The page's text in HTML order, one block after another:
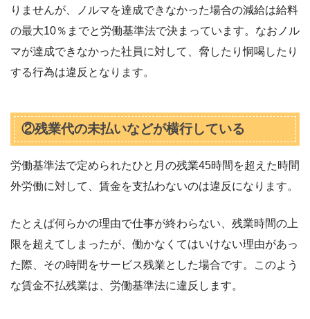
りませんが、ノルマを達成できなかった場合の減給は給料
の最大10％までと労働基準法で決まっています。なおノル
マが達成できなかった社員に対して、脅したり恫喝したり
する行為は違反となります。
②残業代の未払いなどが横行している
労働基準法で定められたひと月の残業45時間を超えた時間
外労働に対して、賃金を支払わないのは違反になります。
たとえば何らかの理由で仕事が終わらない、残業時間の上
限を超えてしまったが、働かなくてはいけない理由があっ
た際、その時間をサービス残業とした場合です。このよう
な賃金不払残業は、労働基準法に違反します。